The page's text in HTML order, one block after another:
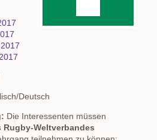
2017
2017
Deutsch
Die Interessenten müssen
Weltverbandes